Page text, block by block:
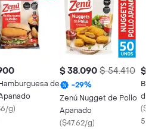
de
g)
$ 38.090 $ 54.410
-29%
Zenú Nugget de Pollo
Apanado
($47.62/g)
$
de
(